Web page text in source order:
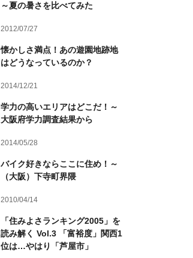
～夏の暑さを比べてみた
2012/07/27
懐かしさ満点！あの遊園地跡地
はどうなっているのか？
2014/12/21
学力の高いエリアはどこだ！～
大阪府学力調査結果から
2014/05/28
バイク好きならここに住め！～
（大阪）下寺町界隈
2010/04/14
「住みよさランキング2005」を
読み解く Vol.3 「富裕度」関西1
位は…やはり「芦屋市」